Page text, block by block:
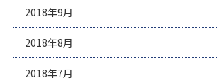
2018年9月
2018年8月
2018年7月